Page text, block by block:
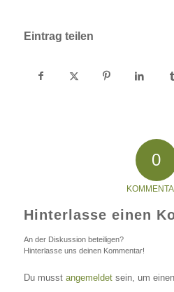
Eintrag teilen
0
Hinterlasse einen
An der Diskussion beteiligen?
Hinterlasse uns deinen Kommentar!
Du musst angemeldetsein, um